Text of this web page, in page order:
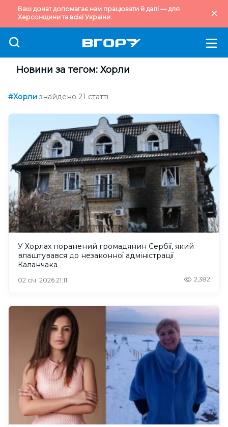
Ваш донат допомагає нам працювати й далі — для
Херсонщини та всієї України.
Новини за тегом: Хорли
#Хорли знайдено 21 статті
У Хорлах поранений громадянин Сербії, який
влаштувався до незаконної адміністрації
Каланчака
02 січ. 2026 21:11 2,382